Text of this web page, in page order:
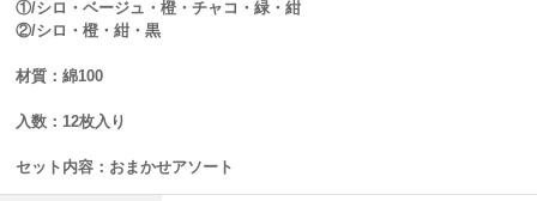
①/シロ・ベージュ・橙・チャコ・緑・紺
②/シロ・橙・紺・黒
材質：綿100
入数：12枚入り
セット内容：おまかせアソート